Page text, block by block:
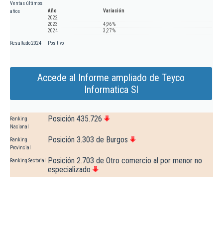
Ventas últimos
años
Año
Variación
2022
2023
4,96 %
2024
3,27 %
Resultado 2024 Positivo
Accede al Informe ampliado de Teyco
Informatica Sl
Ranking
Nacional
Posición 435.726
Ranking
Provincial
Posición 3.303 de Burgos
Ranking Sectorial
Posición 2.703 de Otro comercio al por menor no
especializado